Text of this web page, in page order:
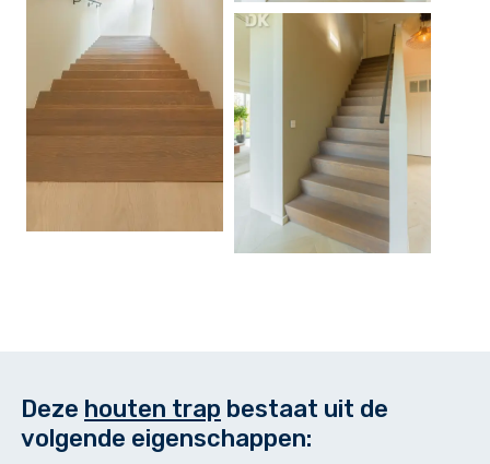
Deze houten trap bestaat uit de
volgende eigenschappen: